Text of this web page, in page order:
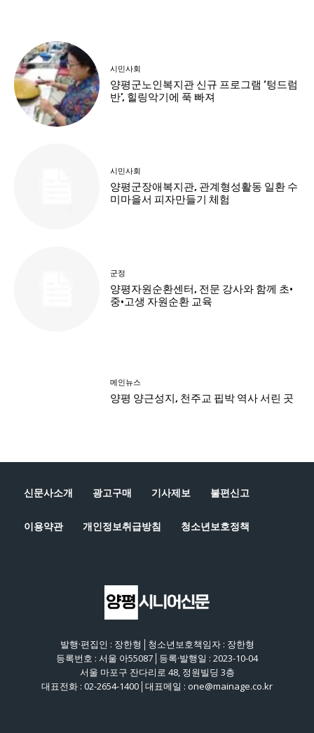
신문사소개 광고구매 기사제보 불편신고
이용약관 개인정보취급방침 청소년보호정책
발행·편집인 : 장한형│청소년보호책임자 : 장한형
등록번호 : 서울 아55087│등록·발행일 : 2023-10-04
서울 마포구 잔다리로 48, 정원빌딩 3층
대표전화 : 02-2654-1400│대표메일 : one@mainage.co.kr